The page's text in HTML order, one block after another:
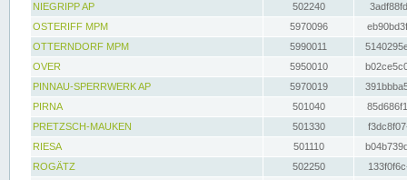
NIEGRIPP AP
502240
OSTERIFF MPM
5970096
OTTERNDORF MPM
5990011
OVER
5950010
PINNAU-SPERRWERK AP
5970019
PIRNA
501040
PRETZSCH-MAUKEN
501330
RIESA
501110
ROGÄTZ
502250